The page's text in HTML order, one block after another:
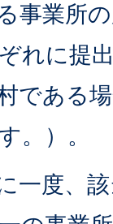
事業所
れに提
である
。）。
一度、